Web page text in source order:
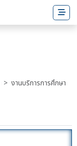
งานบริการการศึกษา